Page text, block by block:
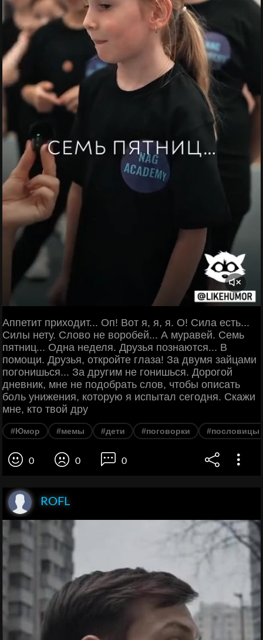
Аппетит приходит... Оп! Вот я, я, я. О! Сила есть...
Силы нету. Слово не воробей... А муравей. Семь
пятниц... Одна неделя. Друзья познаются... В
помощи. Друзья, откройте глаза! За двумя зайцами
погонишься... За другим не гонишься. Дорогой
дневник, мне не подобрать слов, чтобы описать
боль унижения, которую я испытал сегодня. Скажи
мне, кто твой дру
#Юмор #мемы #дети #поговорки #пословицы
0 0 0
ROFL